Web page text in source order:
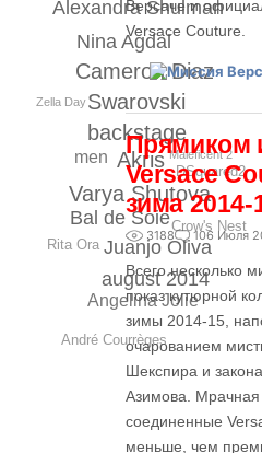
backstage
Swarovski
Akris
Varya Shutova
Cameron Diaz
Nina Agdal
Bal de Soie
Juanjo Oliva
Alexandra Shulman
august 2014
Angelina Jolie
men
Rita Ora
Crow's Nest
André Courrèges
DSquared2
Maleficent 2
Zella Day
Версаче и
Versace Couture.
Прямиком
Versace
зима 2014-
3188 106 Июля
Всего несколько
показ кутюрной
зимы 2014-15,
очарованием
Шекспира и
Азимова. Мрачная
соединенные
меньше, чем